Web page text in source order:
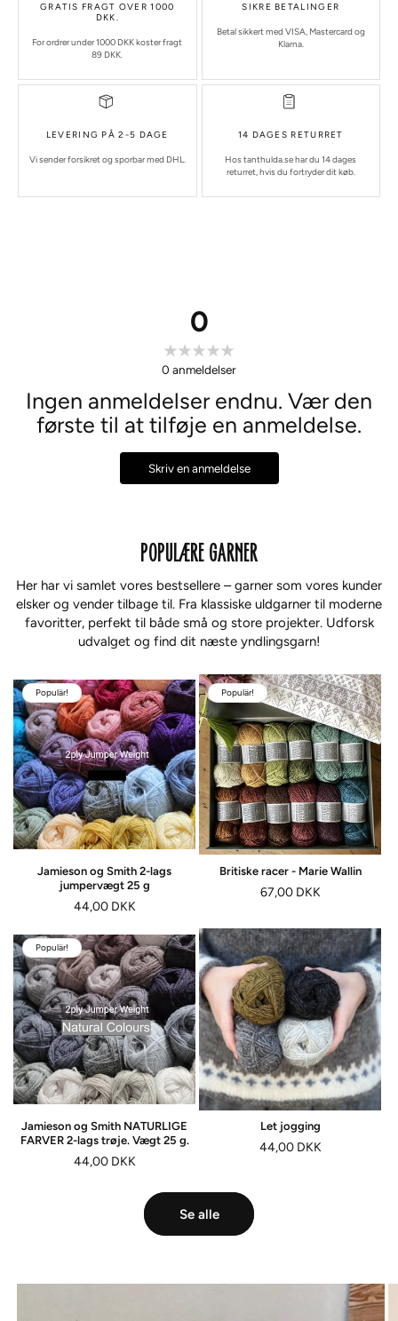
GRATIS FRAGT OVER 1000
DKK.
For ordrer under 1000 DKK koster fragt
89 DKK.
SIKRE BETALINGER
Betal sikkert med VISA, Mastercard og
Klarna.
LEVERING PÅ 2-5 DAGE
Vi sender forsikret og sporbar med DHL.
14 DAGES RETURRET
Hos tanthulda.se har du 14 dages
returret, hvis du fortryder dit køb.
0
0 anmeldelser
Ingen anmeldelser endnu. Vær den
første til at tilføje en anmeldelse.
Skriv en anmeldelse
POPULÆRE GARNER
Her har vi samlet vores bestsellere – garner som vores kunder
elsker og vender tilbage til. Fra klassiske uldgarner til moderne
favoritter, perfekt til både små og store projekter. Udforsk
udvalget og find dit næste yndlingsgarn!
Populär!
Jamieson og Smith 2-lags
jumpervægt 25 g
Normalpris
44,00 DKK
Populär!
Britiske racer - Marie Wallin
Normalpris
67,00 DKK
Populär!
Jamieson og Smith NATURLIGE
FARVER 2-lags trøje. Vægt 25 g.
Normalpris
44,00 DKK
Let jogging
Normalpris
44,00 DKK
Se alle